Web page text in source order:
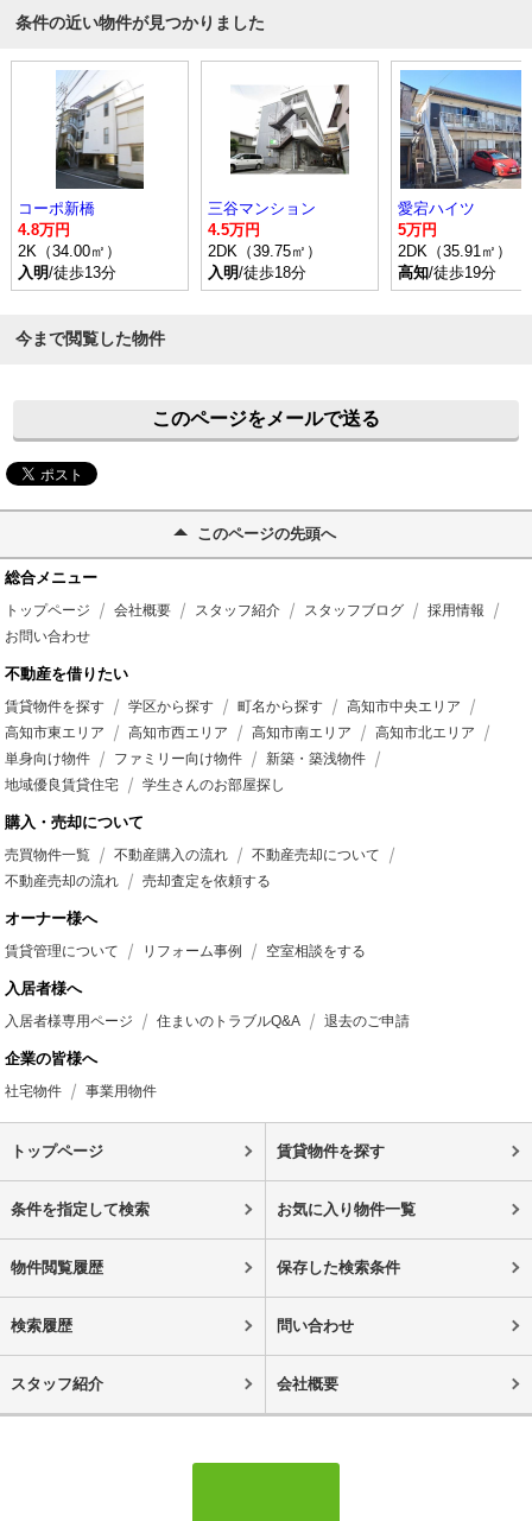
条件の近い物件が見つかりました
コーポ新橋
4.8万円
2K（34.00㎡）
入明/徒歩13分
三谷マンション
4.5万円
2DK（39.75㎡）
入明/徒歩18分
愛宕ハイツ
5万円
2DK（35.91㎡）
高知/徒歩19分
今まで閲覧した物件
このページをメールで送る
このページの先頭へ
総合メニュー
トップページ 会社概要 スタッフ紹介 スタッフブログ
採用情報
お問い合わせ
不動産を借りたい
賃貸物件を探す 学区から探す 町名から探す
高知市中央エリア
高知市東エリア
高知市西エリア 高知市南エリア
高知市北エリア
単身向け物件
ファミリー向け物件
新築・築浅物件
地域優良賃貸住宅
学生さんのお部屋探し
購入・売却について
売買物件一覧 不動産購入の流れ
不動産売却について
不動産売却の流れ
売却査定を依頼する
オーナー様へ
賃貸管理について リフォーム事例 空室相談をする
入居者様へ
入居者様専用ページ 住まいのトラブルQ&A 退去のご申請
企業の皆様へ
社宅物件 事業用物件
トップページ 賃貸物件を探す
条件を指定して検索 お気に入り物件一覧
物件閲覧履歴 保存した検索条件
検索履歴 問い合わせ
スタッフ紹介 会社概要